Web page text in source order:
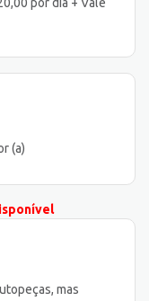
(a)
mas